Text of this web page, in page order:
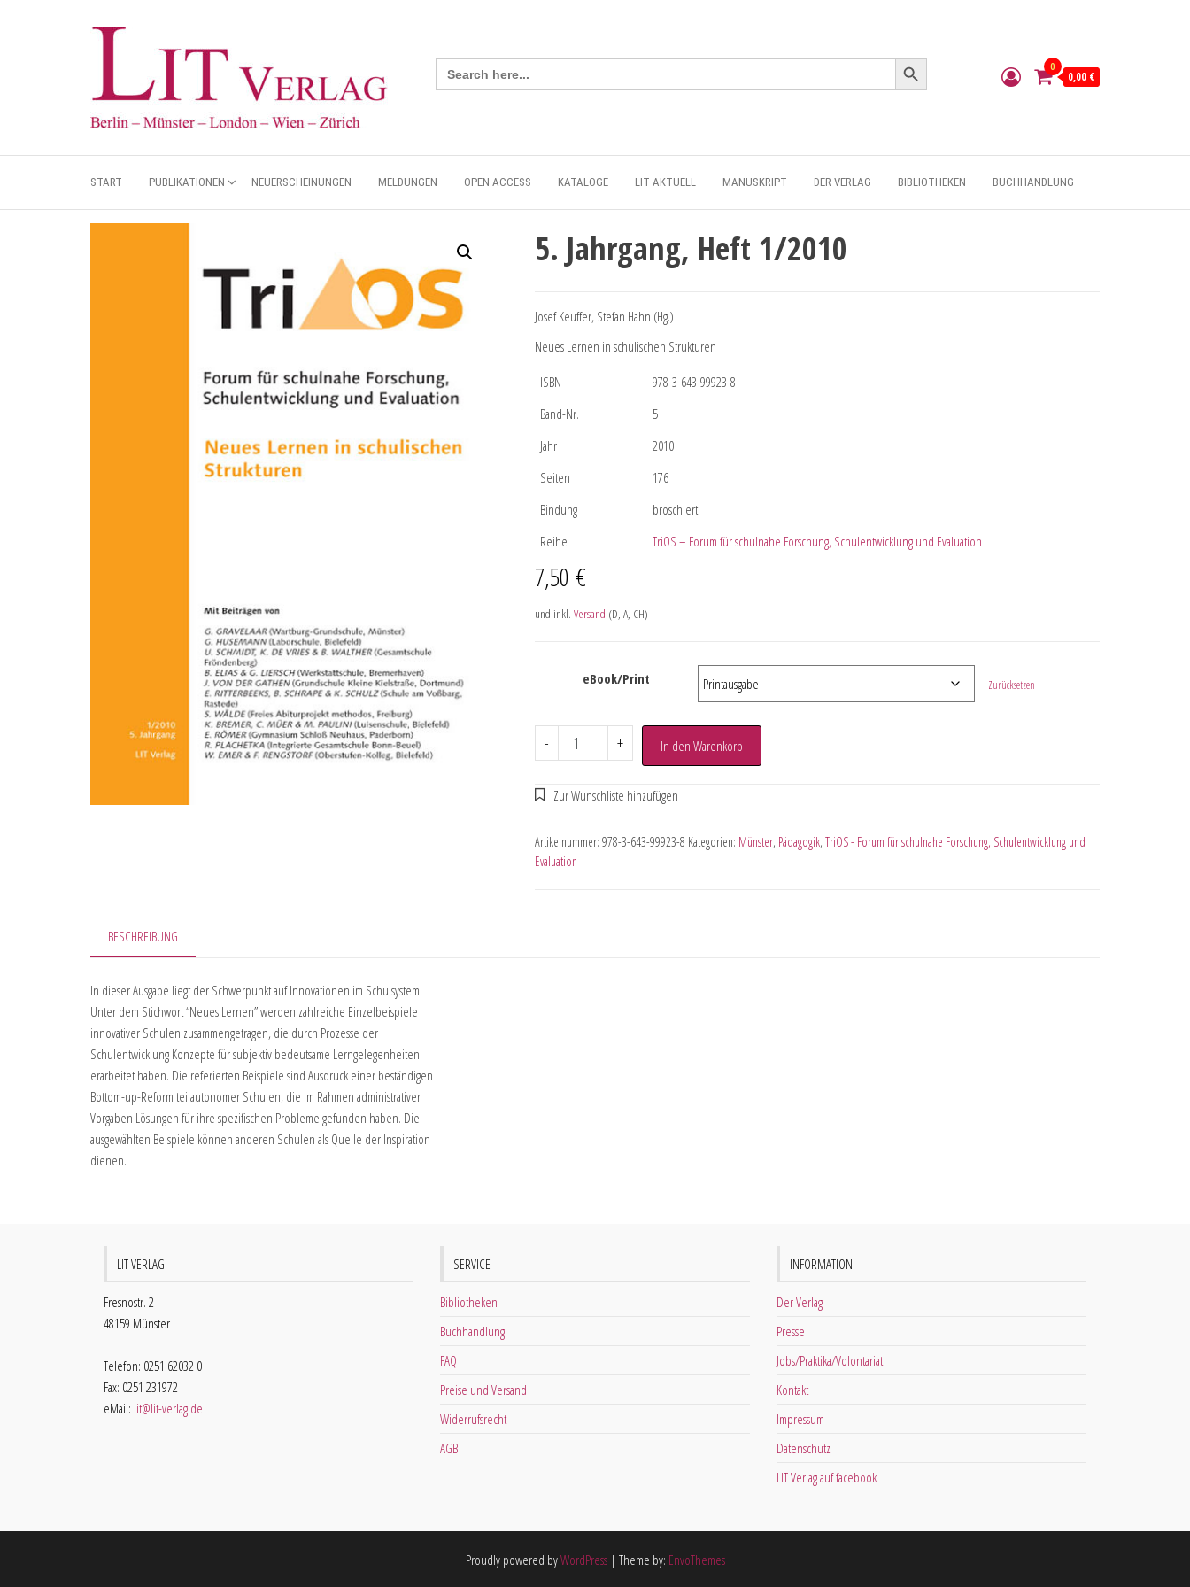
Search
for:
Search Button
0
0,00 €
START PUBLIKATIONEN NEUERSCHEINUNGEN MELDUNGEN OPEN ACCESS KATALOGE LIT AKTUELL MANUSKRIPT DER VERLAG BIBLIOTHEKEN BUCHHANDLUNG
5. Jahrgang, Heft 1/2010
Josef Keuffer, Stefan Hahn (Hg.)
Neues Lernen in schulischen Strukturen
ISBN
978-3-643-99923-8
Band-Nr.
5
Jahr
2010
Seiten
176
Bindung
broschiert
Reihe
TriOS – Forum für schulnahe Forschung, Schulentwicklung und Evaluation
7,50 €
und inkl. Versand (D, A, CH)
eBook/Print Zurücksetzen
- + In den Warenkorb
Artikelnummer: 978-3-643-99923-8 Kategorien: Münster, Pädagogik, TriOS - Forum für schulnahe Forschung, Schulentwicklung und
Evaluation
BESCHREIBUNG
In dieser Ausgabe liegt der Schwerpunkt auf Innovationen im Schulsystem.
Unter dem Stichwort “Neues Lernen” werden zahlreiche Einzelbeispiele
innovativer Schulen zusammengetragen, die durch Prozesse der
Schulentwicklung Konzepte für subjektiv bedeutsame Lerngelegenheiten
erarbeitet haben. Die referierten Beispiele sind Ausdruck einer beständigen
Bottom-up-Reform teilautonomer Schulen, die im Rahmen administrativer
Vorgaben Lösungen für ihre spezifischen Probleme gefunden haben. Die
ausgewählten Beispiele können anderen Schulen als Quelle der Inspiration
dienen.
LIT VERLAG
Fresnostr. 2
48159 Münster
Telefon: 0251 62032 0
Fax: 0251 231972
eMail: lit@lit-verlag.de
SERVICE
Bibliotheken
Buchhandlung
FAQ
Preise und Versand
Widerrufsrecht
AGB
INFORMATION
Der Verlag
Presse
Jobs/Praktika/Volontariat
Kontakt
Impressum
Datenschutz
LIT Verlag auf facebook
Proudly powered byWordPress | Theme by: EnvoThemes